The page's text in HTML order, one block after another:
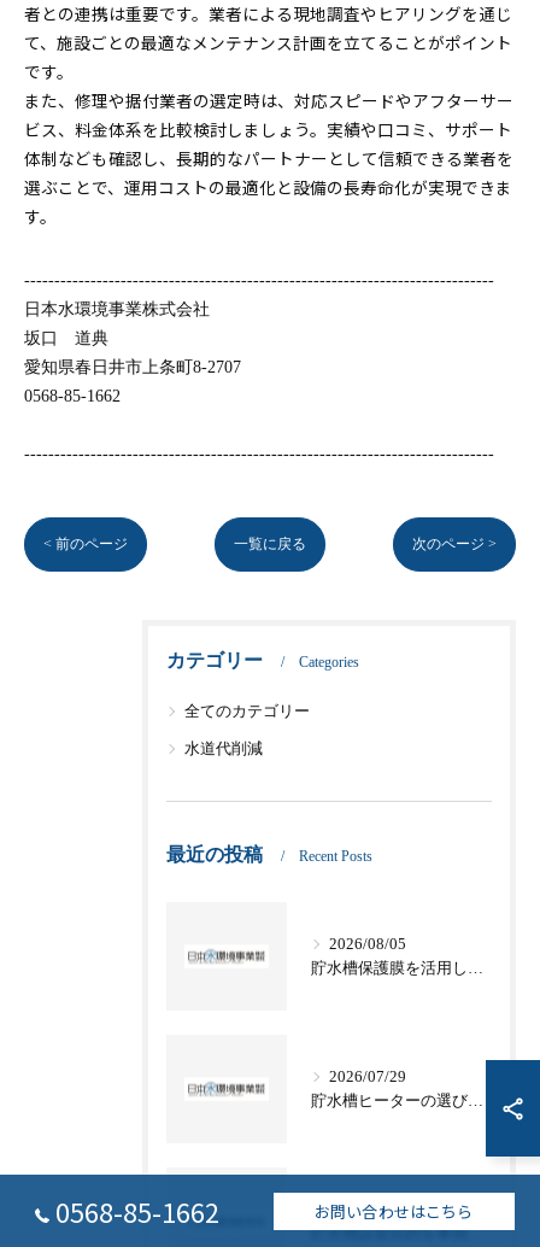
者との連携は重要です。業者による現地調査やヒアリングを通じ
て、施設ごとの最適なメンテナンス計画を立てることがポイント
です。
また、修理や据付業者の選定時は、対応スピードやアフターサー
ビス、料金体系を比較検討しましょう。実績や口コミ、サポート
体制なども確認し、長期的なパートナーとして信頼できる業者を
選ぶことで、運用コストの最適化と設備の長寿命化が実現できま
す。
------------------------------------------------------------------------------
日本水環境事業株式会社
坂口 道典
愛知県春日井市上条町8-2707
0568-85-1662
------------------------------------------------------------------------------
< 前のページ 一覧に戻る 次のページ >
カテゴリー Categories
全てのカテゴリー
水道代削減
最近の投稿 Recent Posts
2026/08/05
貯水槽保護膜を活用した愛知県名古屋市津島市の適切な管理方法と法令対応
2026/07/29
貯水槽ヒーターの選び方と電気代や節約テクニックを徹底解説
2026/07/22
貯水槽設置目的を事例で学ぶ愛知県名古屋市常滑市の水道基準と災害対策
0568-85-1662 お問い合わせはこちら